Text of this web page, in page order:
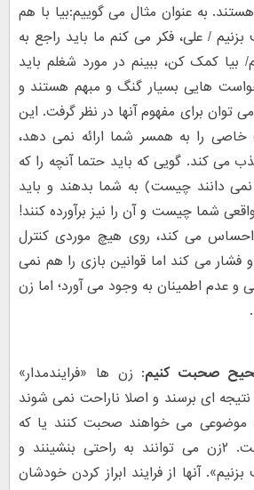
به عنوان مثال می گوییم:بیا با هم
/ علی، فکر می کنم ما باید راجع به
بیا کمک کن، ببینم در مورد شغلم باید
هایی بسیار گنگ و مبهم هستند و
توان برای مفهوم آنها در نظر گرفت. این
را به همسر شما ارائه نمی دهد،
می کند. گویی که باید حتما آنچه را که
نمی دانند چیست) به شما بدهند و باید
شما چیست و آن را نیز برآورده کنند!
احساس می کند، روی هیچ موردی کنترل
فشار می کند اما قوانین بازی را هم نمی
و عدم اطمینان به وجود می آورد؛ اما زن
صحبت کنیم: زن ها «فرایندمدار»
ای برسند و اصلا ناراحت نمی شوند
موضوعی می خواهند صحبت کنند یا که
هدف از صحبت چیست. ۲زن می توانند به راحتی بنشینند و
آنها از فرایند ابراز کردن خودشان